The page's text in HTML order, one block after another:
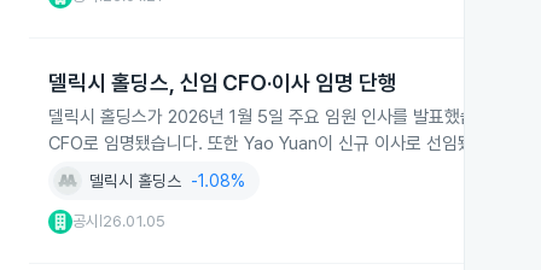
델릭시 홀딩스, 신임 CFO·이사 임명 단행
델릭시 홀딩스가 2026년 1월 5일 주요 임원 인사를 발표했습니다.
CFO로 임명됐습니다. 또한 Yao Yuan이 신규 이사로 선임됐습니다.
델릭시 홀딩스 -1.08%
공시 26.01.05